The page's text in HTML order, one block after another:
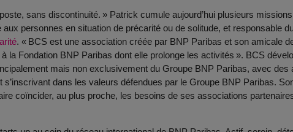
sans discontinuité. » Patrick cumule aujourd’hui plusieurs
personnes en situation de précarité ou de solitude, et responsable
. « BCS est une association créée par BNP Paribas et son amicale
Fondation BNP Paribas dont elle prolonge les activités ». BCS
mais non exclusivement du Groupe BNP Paribas, avec des
dans les valeurs défendues par le Groupe BNP Paribas.
coïncider, au plus proche, les besoins de ses associations